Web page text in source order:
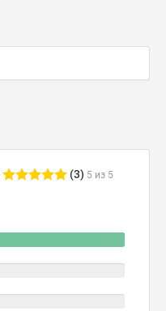
(3) 5 из 5